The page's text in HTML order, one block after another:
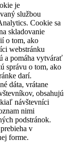
je
službou
Cookie sa
skladovanie
o tom, ako
webstránku
a pomáha vytvárať
správu o tom, ako
darí.
dáta, vrátane
obsahujú
návštevníci
nimi
podstránok.
v
forme.